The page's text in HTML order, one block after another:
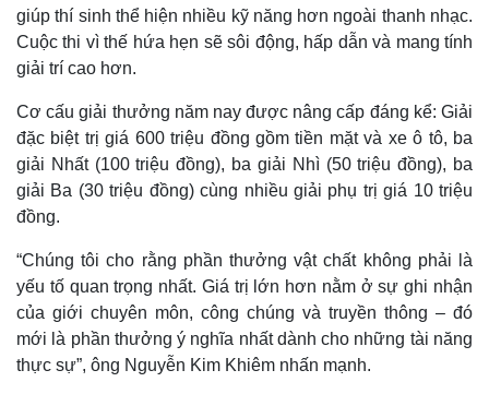
giúp thí sinh thể hiện nhiều kỹ năng hơn ngoài thanh nhạc.
Cuộc thi vì thế hứa hẹn sẽ sôi động, hấp dẫn và mang tính
giải trí cao hơn.
Cơ cấu giải thưởng năm nay được nâng cấp đáng kể: Giải
đặc biệt trị giá 600 triệu đồng gồm tiền mặt và xe ô tô, ba
giải Nhất (100 triệu đồng), ba giải Nhì (50 triệu đồng), ba
giải Ba (30 triệu đồng) cùng nhiều giải phụ trị giá 10 triệu
đồng.
“Chúng tôi cho rằng phần thưởng vật chất không phải là
yếu tố quan trọng nhất. Giá trị lớn hơn nằm ở sự ghi nhận
của giới chuyên môn, công chúng và truyền thông – đó
mới là phần thưởng ý nghĩa nhất dành cho những tài năng
thực sự”, ông Nguyễn Kim Khiêm nhấn mạnh.